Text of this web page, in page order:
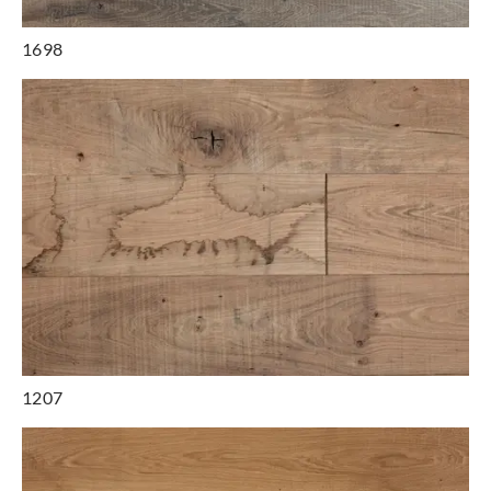
1698
1207